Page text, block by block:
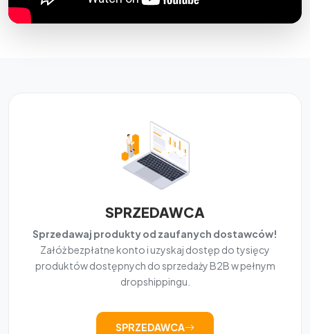
SPRZEDAWCA
Sprzedawaj produkty od zaufanych dostawców!
Załóż bezpłatne konto i uzyskaj dostęp do tysięcy
produktów dostępnych do sprzedaży B2B w pełnym
dropshippingu.
SPRZEDAWCA